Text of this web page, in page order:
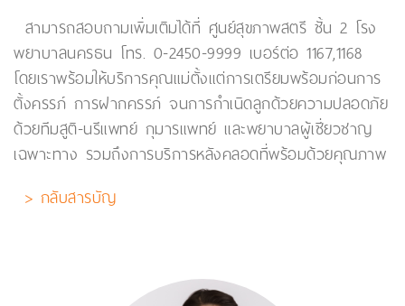
สามารถสอบถามเพิ่มเติมได้ที่ ศูนย์สุขภาพสตรี ชั้น 2 โรง
พยาบาลนครธน โทร. 0-2450-9999 เบอร์ต่อ 1167,1168
โดยเราพร้อมให้บริการคุณแม่ตั้งแต่การเตรียมพร้อมก่อนการ
ตั้งครรภ์ การฝากครรภ์ จนการกำเนิดลูกด้วยความปลอดภัย
ด้วยทีมสูติ-นรีแพทย์ กุมารแพทย์ และพยาบาลผู้เชี่ยวชาญ
เฉพาะทาง รวมถึงการบริการหลังคลอดที่พร้อมด้วยคุณภาพ
> กลับสารบัญ